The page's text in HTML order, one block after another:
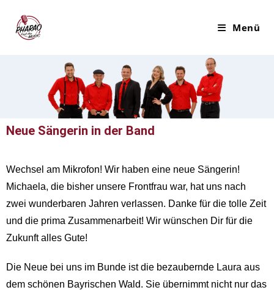
Menü
Neue Sängerin in der Band
Wechsel am Mikrofon! Wir haben eine neue Sängerin!
Michaela, die bisher unsere Frontfrau war, hat uns nach
zwei wunderbaren Jahren verlassen. Danke für die tolle Zeit
und die prima Zusammenarbeit! Wir wünschen Dir für die
Zukunft alles Gute!
Die Neue bei uns im Bunde ist die bezaubernde Laura aus
dem schönen Bayrischen Wald. Sie übernimmt nicht nur das